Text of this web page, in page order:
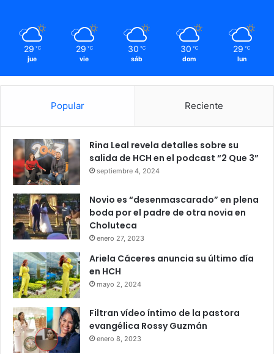
29 ℃
jue
29 ℃
vie
30 ℃
sáb
30 ℃
dom
29 ℃
lun
Popular Reciente
Rina Leal revela detalles sobre su
salida de HCH en el podcast “2 Que 3”
septiembre 4, 2024
Novio es “desenmascarado” en plena
boda por el padre de otra novia en
Choluteca
enero 27, 2023
Ariela Cáceres anuncia su último día
en HCH
mayo 2, 2024
Filtran vídeo íntimo de la pastora
evangélica Rossy Guzmán
enero 8, 2023